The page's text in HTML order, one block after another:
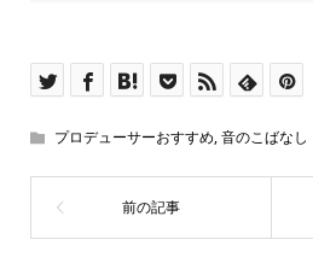
プロデューサーおすすめ,音のこばなし